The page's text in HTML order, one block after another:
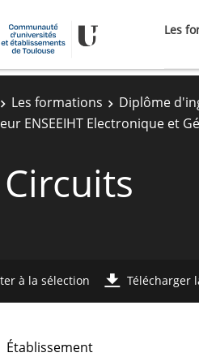
Les
Les formations Diplôme
ENSEEIHT Electronique et
à la sélection Télécharger
Établissement